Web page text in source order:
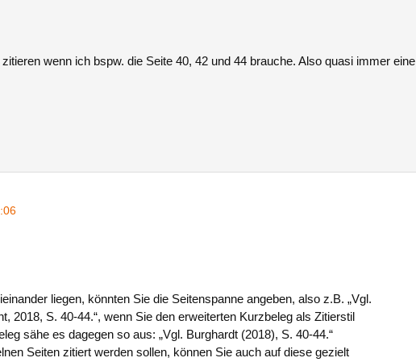
wenn ich bspw. die Seite 40, 42 und 44 brauche. Also quasi immer eine
liegen, könnten Sie die Seitenspanne angeben, also z.B. „Vgl.
2018, S. 40-44.“, wenn Sie den erweiterten Kurzbeleg als Zitierstil
sähe es dagegen so aus: „Vgl. Burghardt (2018), S. 40-44.“
Seiten zitiert werden sollen, können Sie auch auf diese gezielt